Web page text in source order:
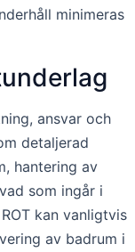
minimeras
ansvar och
detaljerad
hantering av
som ingår i
kan vanligtvis
av badrum i